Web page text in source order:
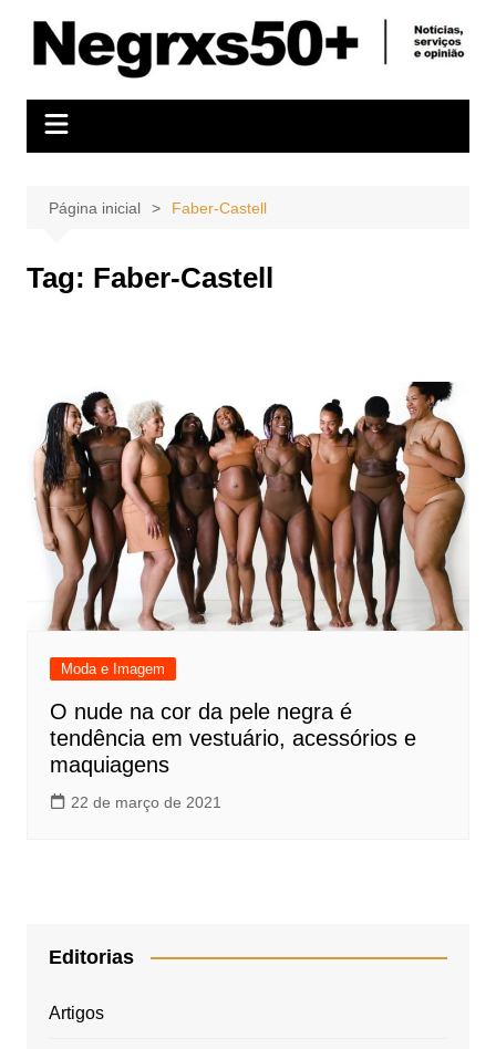
conteúdo
Página inicial Faber-Castell
Tag: Faber-Castell
Moda e Imagem
O nude na cor da pele negra é
tendência em vestuário, acessórios e
maquiagens
22 de março de 2021
Editorias
Artigos